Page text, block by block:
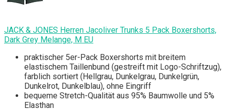
JACK & JONES Herren Jacoliver Trunks 5 Pack Boxershorts,
Dark Grey Melange, M EU
praktischer 5er-Pack Boxershorts mit breitem
elastischem Taillenbund (gestreift mit Logo-Schriftzug),
farblich sortiert (Hellgrau, Dunkelgrau, Dunkelgrün,
Dunkelrot, Dunkelblau), ohne Eingriff
bequeme Stretch-Qualität aus 95% Baumwolle und 5%
Elasthan